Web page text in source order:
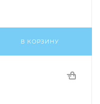
В КОРЗИНУ